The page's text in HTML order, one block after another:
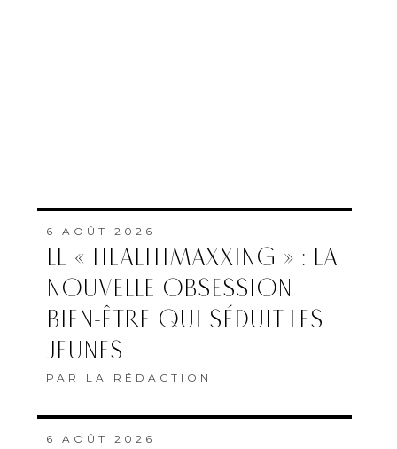
6 AOÛT 2026
LE « HEALTHMAXXING » : LA
NOUVELLE OBSESSION
BIEN-ÊTRE QUI SÉDUIT LES
JEUNES
PAR LA RÉDACTION
6 AOÛT 2026